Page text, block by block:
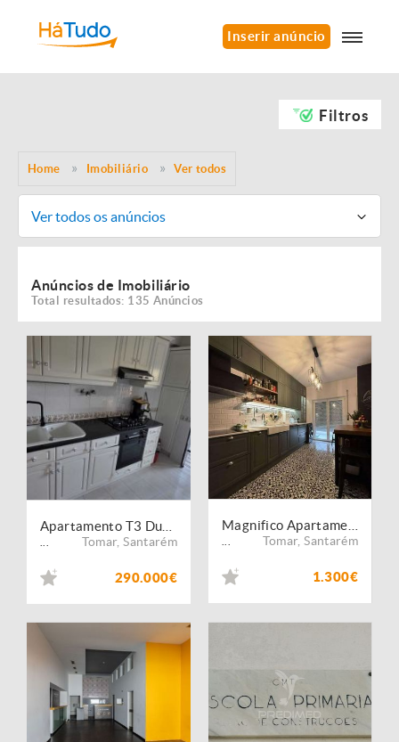
Inserir anúncio
Filtros
Home Imobiliário Ver todos
Ver todos os anúncios
Anúncios de Imobiliário
Total resultados: 135 Anúncios
Tomar,Santarém
290.000€
Tomar,Santarém
1.300€